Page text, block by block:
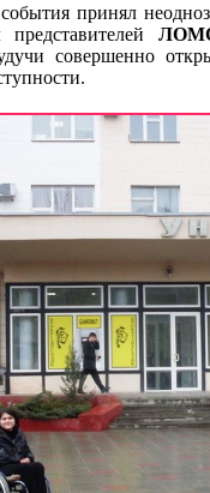
события принял
совершенно